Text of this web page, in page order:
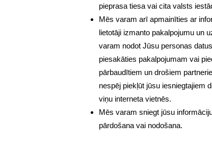
pieprasa tiesa vai cita valsts
Mēs varam arī apmainīties ar
lietotāji izmanto pakalpojumu un
varam nodot Jūsu personas
piesakāties pakalpojumam vai
pārbaudītiem un drošiem
nespēj piekļūt jūsu iesniegtajiem
viņu interneta vietnēs.
Mēs varam sniegt jūsu
pārdošana vai nodošana.